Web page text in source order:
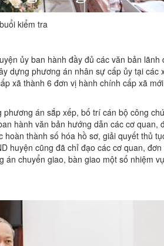
kiểm tra
ủy ban hành đầy đủ các văn bản
dựng phương án nhân sự cấp ủy tại các
xã thành 6 đơn vị hành chính cấp xã
án sắp xếp, bố trí cán bộ công
hành văn bản hướng dẫn các cơ quan,
thành số hóa hồ sơ, giải quyết thủ
huyện cũng đã chỉ đạo các cơ quan,
chuyển giao, bàn giao một số nhiệm